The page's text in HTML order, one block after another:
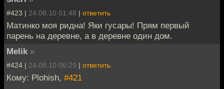
#423 | 24.08.10 01:48 | ответить
Матинко моя ридна! Яки гусары! Прям первый
парень на деревне, а в деревне один дом.
Melik »
#424 | 24.08.10 06:29 | ответить
Кому: Plohish, #421